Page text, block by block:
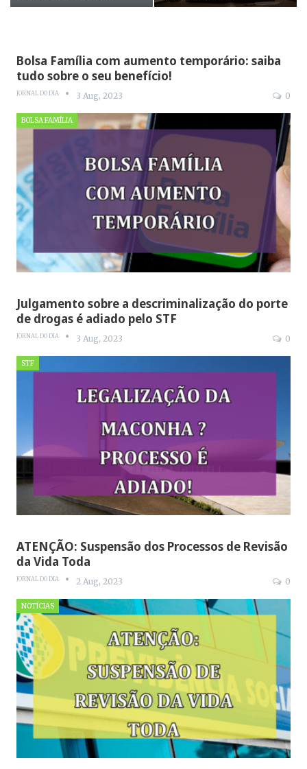
Bolsa Família com aumento temporário: saiba
tudo sobre o seu benefício!
JORNAL DO DIA 3 Aug, 2023 0
BOLSA FAMÍLIA
Julgamento sobre a descriminalização do porte
de drogas é adiado pelo STF
JORNAL DO DIA 3 Aug, 2023 0
STF
ATENÇÃO: Suspensão dos Processos de Revisão
da Vida Toda
JORNAL DO DIA 2 Aug, 2023 0
NOTÍCIAS